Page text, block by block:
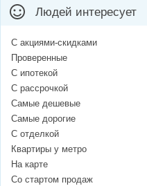
Людей интересует
С акциями-скидками
Проверенные
С ипотекой
С рассрочкой
Самые дешевые
Самые дорогие
С отделкой
Квартиры у метро
На карте
Со стартом продаж